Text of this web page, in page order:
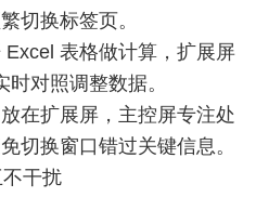
切换标签页。
表格做计算，扩展屏
对照调整数据。
在扩展屏，主控屏专注处
切换窗口错过关键信息。
干扰